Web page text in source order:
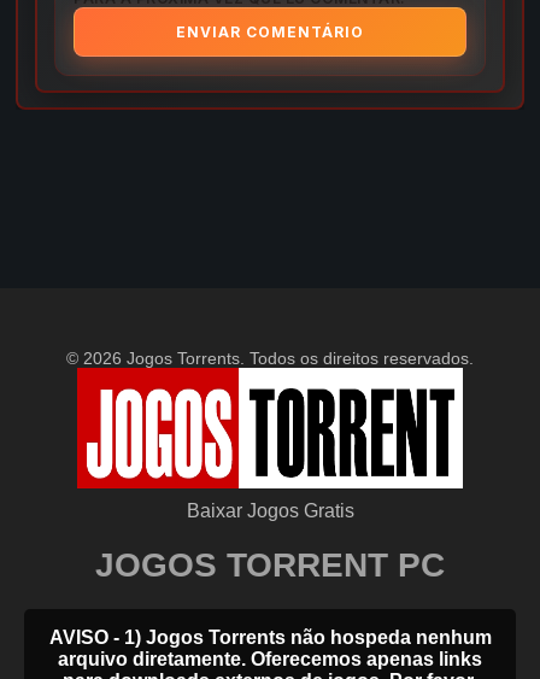
© 2026 Jogos Torrents. Todos os direitos reservados.
Baixar Jogos Gratis
JOGOS TORRENT PC
AVISO - 1) Jogos Torrents não hospeda nenhum
arquivo diretamente. Oferecemos apenas links